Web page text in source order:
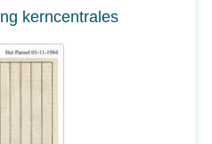
kerncentrales